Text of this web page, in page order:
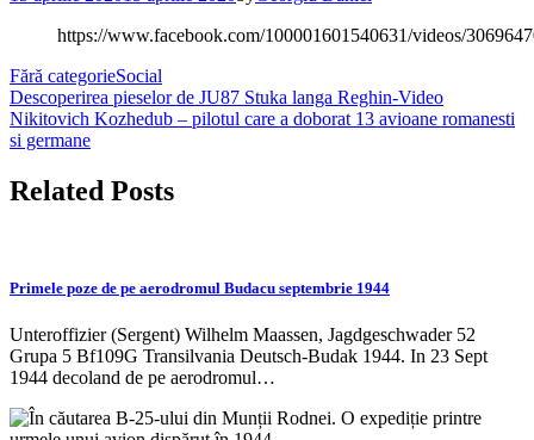
https://www.facebook.com/100001601540631/videos/
Fără categorieSocial
Navigare
în
Descoperirea pieselor de JU87 Stuka langa Reghin-Video
Nikitovich Kozhedub – pilotul care a doborat 13 avioane romanesti
si germane
Related Posts
Primele poze de pe aerodromul Budacu septembrie 1944
Unteroffizier (Sergent) Wilhelm Maassen, Jagdgeschwader 52
Grupa 5 Bf109G Transilvania Deutsch-Budak 1944. In 23 Sept
1944 decoland de pe aerodromul…